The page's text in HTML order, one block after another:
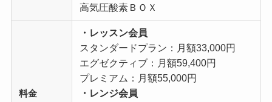
高気圧酸素ＢＯＸ
料金
・レッスン会員
スタンダードプラン：月額33,000円
エグゼクティブ：月額59,400円
プレミアム：月額55,000円
・レンジ会員